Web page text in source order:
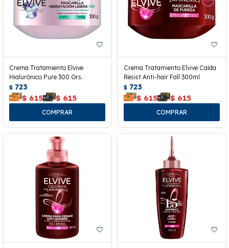
Crema Tratamiento Elvive
Hialurónico Pure 300 Grs.
$ 723
$ 615 $ 615
Crema Tratamiento Elvive Caída
Resist Anti-hair Fall 300ml
$ 723
$ 615 $ 615